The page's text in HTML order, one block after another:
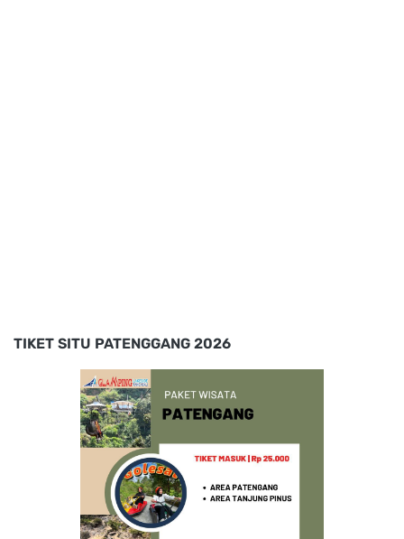
TIKET SITU PATENGGANG 2026